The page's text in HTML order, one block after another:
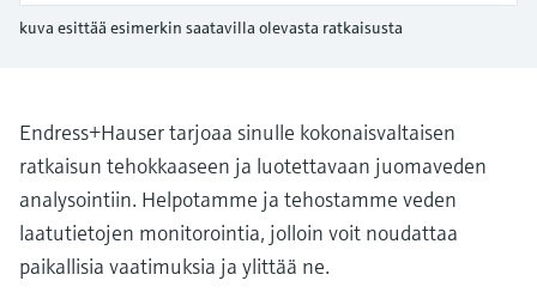
Device Viewer
Varaosahaku
Löydä varaosat tuotteen juuren, tilauskoodin
tai sarjanumeron perusteella.
Näytä kaikki
päätöksentekoa tukevan prosessin
kuva esittää esimerkin saatavilla olevasta ratkaisusta
Endress+Hauser tarjoaa sinulle kokonaisvaltaisen
ratkaisun tehokkaaseen ja luotettavaan juomaveden
analysointiin. Helpotamme ja tehostamme veden
laatutietojen monitorointia, jolloin voit noudattaa
paikallisia vaatimuksia ja ylittää ne.